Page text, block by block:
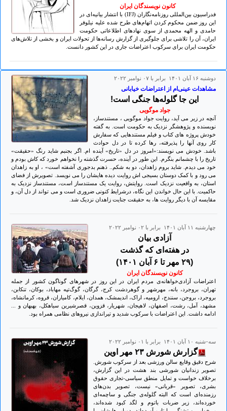
کانون نویسندگان ایران
فدراسیون بین‌المللی روزنامه‌نگاران (IFJ) با انتشار بیانیه‌ای در
این روز ضمن محکوم کردن اتهام‌های طرح شده علیه نیلوفر
حامدی و الهه محمدی از سوی نهادهای اطلاعاتی حکومت
ایران، آن را تلاشی برای جلوگیری از گزارش رسانه‌ها از تحولات ایران و بخشی از تلاش‌های
حکومت ایران برای سرکوب اعتراضات جاری در این کشور دانست.
دوشنبه ۱۶ آبان ۱۴۰۱ برابر با ۰۷ نوامبر ۲۰۲۲
مشاهدات عینی‌ام از اعتراضات خیابانی
این جا گلوله‌ها جنگی است!
جواد موگویی
آنچه در زیر می آید، روایت جواد موگویی ، مستندساز،
نویسنده و پژوهشگر نزدیک به حکومت است. به گفته
خودش پروژه های کتاب و فیلم مستندهایی که سفارش
کار روی آنها را پذیرفته، رها کرده تا در دل حوادث
باشد. خودش می نویسند:«امروز در دل «تاریخ» آینده ام. اگر بجنبم شاید رنگ «حقیقت»
تاریخ را با چشمانم بنگرم. این طور در آینده، حسرت گذشته را نخواهم خورد که کاش بودم و
خود می دیدم. شاید بروم زاهدان، دو به شکم.. ذهنم بدجوری آشفته است» ، او به زاهدان
می رود و با کمک دوستان بسیجی اش روایت دیده هایشان را می نویسد. تصویرش از فضای
استان، به واقعیت نزدیک است. روایتش، روایت یک مستندساز است، مستندساز نزدیک به
حاکمیت. با این حال خواندن این نگاه، درشرایط کنونی ضروری است و می تواند از دل آن، و
مقایسه آن با دیگر روایت ها، به حقیقت جنایت زاهدان نزدیک شد.
چهارشنبه ۱۱ آبان ۱۴۰۱ برابر با ۰۲ نوامبر ۲۰۲۲
آزادی بیان
در هفته‌ای که گذشت
(۲۹ مهر تا ۶ آبان ۱۴۰۱)
کانون نویسندگان ایران
اعتراضات آزادی‌خواهانه‌ی مردم ایران در این روز در شهرهای گوناگون کشور از جمله
تهران، بروجرد، بانه، مهرشهر و گوهردشت کرج، گرگان، گوگ‌تپه مهاباد، بوکان، تنکابن،
بروجرد، بروجن، سنندج، ارومیه، اراک، اندیمشک، همدان، ایلام، کامیاران، قروه، کرمانشاه،
مشهد، آمل، رشت، اصفهان، لاهیجان، شهریار، قزوین، قصرشیرین سیاهکل، بهبهان و ...
ادامه داشت. این اعتراضات با سرکوب شدید و تیراندازی نیروهای نظامی همراه بود.
سه-شنبه ۱۰ آبان ۱۴۰۱ برابر با ۰۱ نوامبر ۲۰۲۲
گزارش شورش ۲۳ مهر اوین
شرح دقیق وقایع سالن ورزشی بعد از سرکوب شورش.
تصویر زندانیان شورشی بند هشت در این گزارش،
برخلاف خواست و تمایل منطق سیاسی-تجاری حقوق
بشری، تصویر «قربانی» نیست، تصویر بدن‌های
رزمنده‌ای است که البته گلوله‌ی جنگی و ساچمه‌ای
خورده‌اند، زیر ضربات باتوم و لگد کبود شده‌اند،